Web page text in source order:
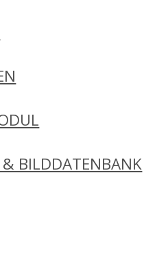
& BILDDATENBANK